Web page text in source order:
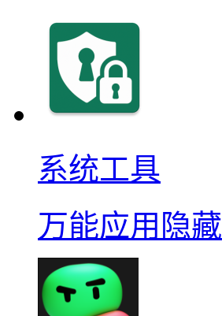
系统工具
万能应用隐藏